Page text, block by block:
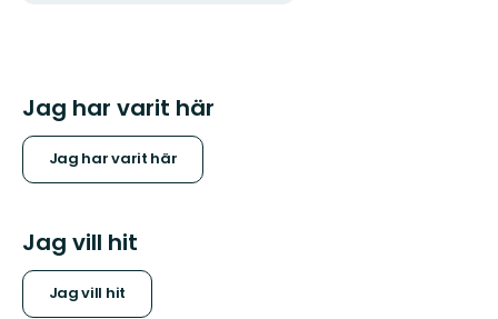
Jag har varit här
Jag har varit här
Jag vill hit
Jag vill hit